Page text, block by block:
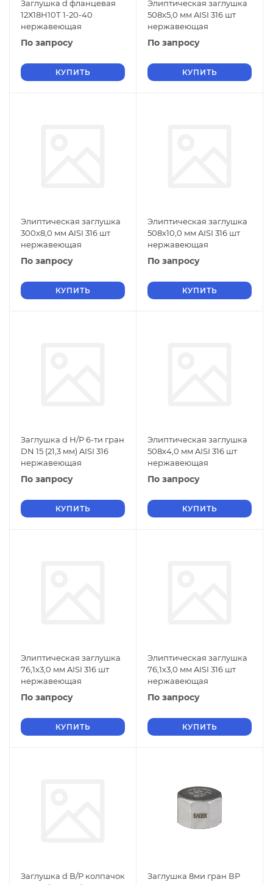
Заглушка d фланцевая
12Х18Н10Т 1-20-40
нержавеющая
По запросу
КУПИТЬ
Элиптическая заглушка
508х5,0 мм AISI 316 шт
нержавеющая
По запросу
КУПИТЬ
Элиптическая заглушка
300х8,0 мм AISI 316 шт
нержавеющая
По запросу
КУПИТЬ
Элиптическая заглушка
508х10,0 мм AISI 316 шт
нержавеющая
По запросу
КУПИТЬ
Заглушка d Н/Р 6-ти гран
DN 15 (21,3 мм) AISI 316
нержавеющая
По запросу
КУПИТЬ
Элиптическая заглушка
508х4,0 мм AISI 316 шт
нержавеющая
По запросу
КУПИТЬ
Элиптическая заглушка
76,1х3,0 мм AISI 316 шт
нержавеющая
По запросу
КУПИТЬ
Элиптическая заглушка
76,1х3,0 мм AISI 316 шт
нержавеющая
По запросу
КУПИТЬ
Заглушка d В/Р колпачок
Заглушка 8ми гран ВР